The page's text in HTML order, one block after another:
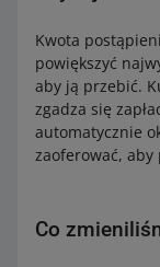
Kwota
powiększyć
aby ją przebić.
zgadza się
automatycznie
zaoferować,
Co